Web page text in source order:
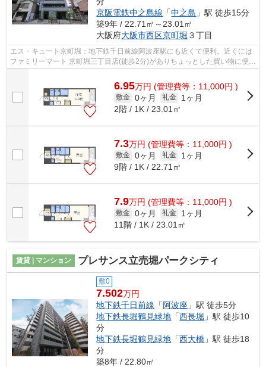
京阪電鉄中之島線 「中之島 」駅 徒歩15分
築9年 / 22.71㎡～23.01㎡
大阪府大阪市西区京町堀 ３丁目
エス・キュート京町堀：地下鉄千日前線阿波座駅にも近くて便利。近くには
ファミリーマート 京町堀三丁目店(徒歩2分)がありちょっとした買い物に便利
6.95万円 (管理費等：11,000円 )
敷金 0ヶ月 礼金
1ヶ月
2階 / 1K / 23.01㎡
7.3万円 (管理費等：11,000円 )
敷金 0ヶ月 礼金
1ヶ月
9階 / 1K / 22.71㎡
7.9万円 (管理費等：11,000円 )
敷金 0ヶ月 礼金
1ヶ月
11階 / 1K / 23.01㎡
賃貸 | マンション プレサンス立売堀パークシティ
敷0
7.502万円
地下鉄千日前線 「 阿波座 」駅 徒歩5分
地下鉄長堀鶴見緑地 「西長堀 」駅 徒歩10
分
地下鉄長堀鶴見緑地 「西大橋 」駅 徒歩18
分
築8年 / 22.80㎡